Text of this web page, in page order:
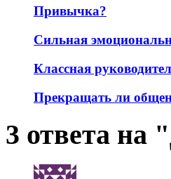
Привычка?
Сильная
Классная
Прекращать ли
3 ответа на